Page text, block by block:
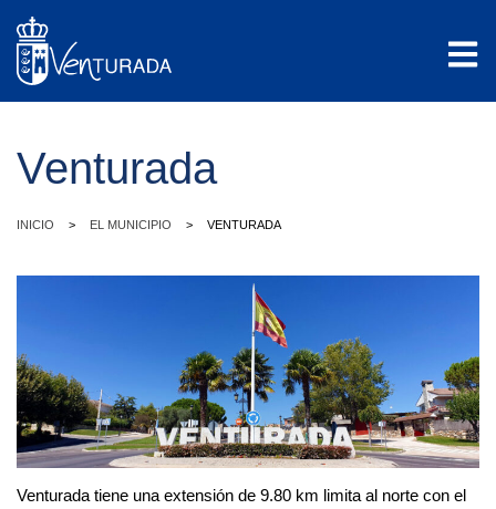
Venturada
INICIO > EL MUNICIPIO > VENTURADA
Venturada tiene una extensión de 9.80 km limita al norte con el